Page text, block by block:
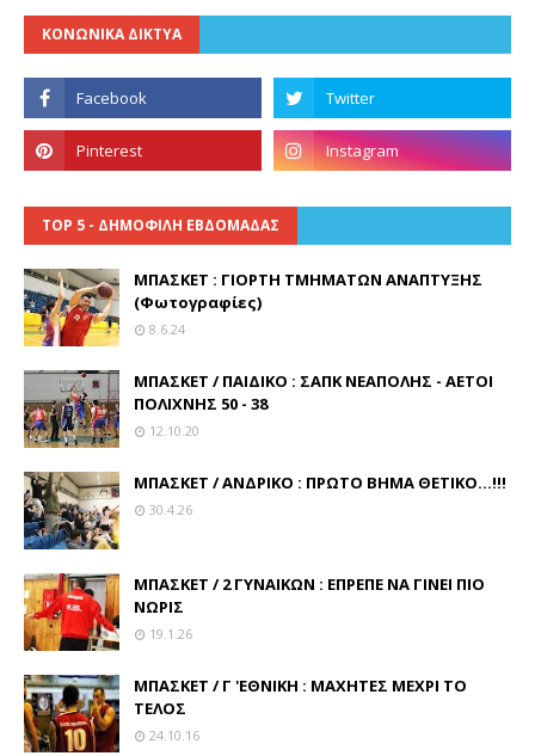
ΚΟΝΩΝΙΚΑ ΔΙΚΤΥΑ
TOP 5 - ΔΗΜΟΦΙΛΗ ΕΒΔΟΜΑΔΑΣ
ΜΠΑΣΚΕΤ : ΓΙΟΡΤΗ ΤΜΗΜΑΤΩΝ ΑΝΑΠΤΥΞΗΣ
(Φωτογραφίες)
8.6.24
ΜΠΑΣΚΕΤ / ΠΑΙΔΙΚΟ : ΣΑΠΚ ΝΕΑΠΟΛΗΣ - ΑΕΤΟΙ
ΠΟΛΙΧΝΗΣ 50 - 38
12.10.20
ΜΠΑΣΚΕΤ / ΑΝΔΡΙΚΟ : ΠΡΩΤΟ ΒΗΜΑ ΘΕΤΙΚΟ...!!!
30.4.26
ΜΠΑΣΚΕΤ / 2 ΓΥΝΑΙΚΩΝ : ΕΠΡΕΠΕ ΝΑ ΓΙΝΕΙ ΠΙΟ
ΝΩΡΙΣ
19.1.26
ΜΠΑΣΚΕΤ / Γ 'ΕΘΝΙΚΗ : ΜΑΧΗΤΕΣ ΜΕΧΡΙ ΤΟ
ΤΕΛΟΣ
24.10.16